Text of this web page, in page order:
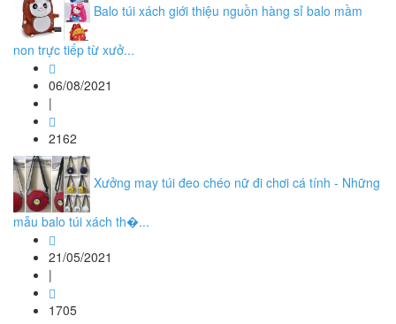
Balo túi xách giới thiệu nguồn hàng sỉ balo mầm
non trực tiếp từ xưở...
06/08/2021
|
2162
Xưởng may túi đeo chéo nữ đi chơi cá tính - Những
mẫu balo túi xách th�...
21/05/2021
|
1705